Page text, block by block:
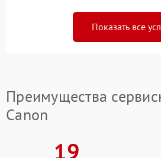
Показать все
Преимущества
Canon
19